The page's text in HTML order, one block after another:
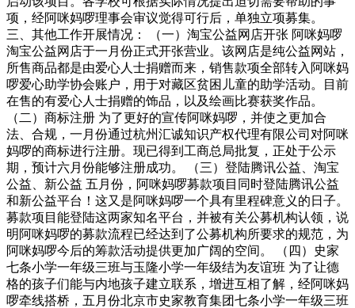
项，经阿咪妈啰理事会审议觉得可行后，单独立项募集。
三、其他工作开展情况： （一）淘宝公益网店开张 阿咪妈啰
淘宝公益网店于一月份正式开张营业。该网店是纯公益网站，
所售商品都是由爱心人士捐赠而来，销售款项全部转入阿咪妈
啰爱心助学协会账户，用于对藏区贫困儿童的助学活动。目前
在售的有爱心人士捐赠的饰品，以及绘画比赛获奖作品。
（二）商标注册 为了更好的宣传阿咪妈啰，并使之更加合
法、合规，一月份通过杭州汇诚知识产权代理有限公司对阿咪
妈啰的商标进行注册。现已得到工商总局批复，正处于公示
期，预计六月份能够注册成功。 （三）登陆腾讯公益、淘宝
公益、新公益 五月份，阿咪妈啰募款项目同时登陆腾讯公益
和新公益平台！这又是阿咪妈啰一个具有里程碑意义的日子。
募款项目能登陆这两家知名平台，并被有关公募机构认领，说
明阿咪妈啰的募款流程已经达到了公募机构所要求的规范，为
阿咪妈啰今后的筹款活动提供更加广阔的空间。 （四）史家
七条小学一年级三班与玉隆小学一年级结为友谊班 为了让德
格的孩子们能与内地孩子建立联系，增进互相了解，经阿咪妈
啰牵线搭桥，五月份北京市史家教育集团七条小学一年级三班